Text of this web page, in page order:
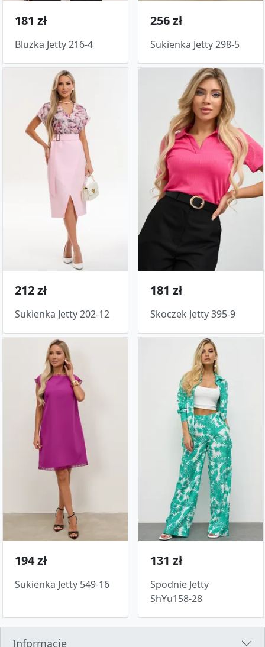
181 zł
Bluzka Jetty 216-4
256 zł
Sukienka Jetty 298-5
212 zł
Sukienka Jetty 202-12
181 zł
Skoczek Jetty 395-9
194 zł
Sukienka Jetty 549-16
131 zł
Spodnie Jetty
ShYu158-28
Informacje